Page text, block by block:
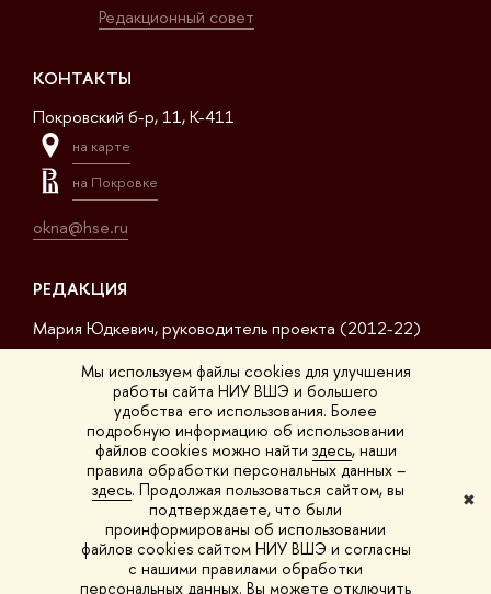
Мы используем файлы cookies для улучшения
работы сайта НИУ ВШЭ и большего
удобства его использования. Более
подробную информацию об использовании
файлов cookies можно найти здесь, наши
правила обработки персональных данных –
здесь. Продолжая пользоваться сайтом, вы
подтверждаете, что были
проинформированы об использовании
файлов cookies сайтом НИУ ВШЭ и согласны
с нашими правилами обработки
персональных данных. Вы можете отключить
✖
Редакционный совет
КОНТАКТЫ
Покровский б-р, 11, K-411
на карте
на Покровке
okna@hse.ru
РЕДАКЦИЯ
Мария Юдкевич, руководитель проекта (2012-22)
Дмитрий Дагаев, руководитель проекта (2022-23)
Сергей Матвеев, шеф-редактор (2017-23)
Арсений Кустов, редактор сайта
Владимир Селивёрстов, обозреватель
Анна Шестакова, обозреватель